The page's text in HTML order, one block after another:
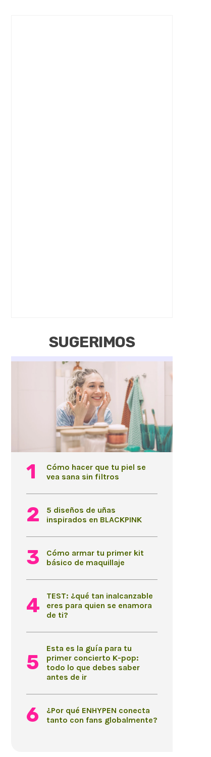
SUGERIMOS
Cómo hacer que tu piel se
vea sana sin filtros
5 diseños de uñas
inspirados en BLACKPINK
Cómo armar tu primer kit
básico de maquillaje
TEST: ¿qué tan inalcanzable
eres para quien se enamora
de ti?
Esta es la guía para tu
primer concierto K-pop:
todo lo que debes saber
antes de ir
¿Por qué ENHYPEN conecta
tanto con fans globalmente?